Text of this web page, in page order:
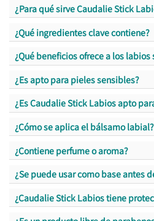
¿Para qué sirve Caudalie Stick
¿Qué ingredientes clave contiene?
¿Qué beneficios ofrece a los labios
¿Es apto para pieles sensibles?
¿Es Caudalie Stick Labios apto
¿Cómo se aplica el bálsamo labial?
¿Contiene perfume o aroma?
¿Se puede usar como base antes
¿Caudalie Stick Labios tiene